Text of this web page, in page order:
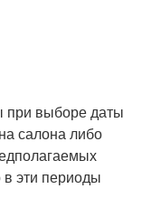
при выборе даты
салона либо
в эти периоды